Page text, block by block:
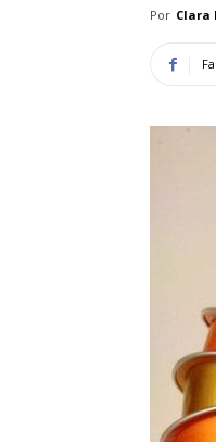
Por Clara